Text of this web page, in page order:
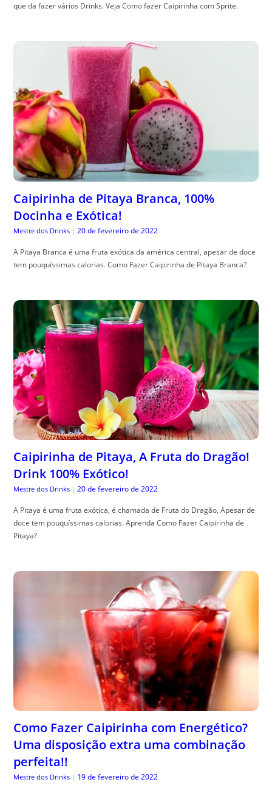
que da fazer vários Drinks. Veja Como fazer Caipirinha com Sprite.
Caipirinha de Pitaya Branca, 100%
Docinha e Exótica!
Mestre dos Drinks | 20 de fevereiro de 2022
A Pitaya Branca é uma fruta exótica da américa central, apesar de doce
tem pouquíssimas calorias. Como Fazer Caipirinha de Pitaya Branca?
Caipirinha de Pitaya, A Fruta do Dragão!
Drink 100% Exótico!
Mestre dos Drinks | 20 de fevereiro de 2022
A Pitaya é uma fruta exótica, é chamada de Fruta do Dragão, Apesar de
doce tem pouquíssimas calorias. Aprenda Como Fazer Caipirinha de
Pitaya?
Como Fazer Caipirinha com Energético?
Uma disposição extra uma combinação
perfeita!!
Mestre dos Drinks | 19 de fevereiro de 2022